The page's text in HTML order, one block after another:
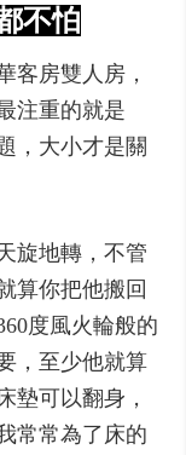
不怕
客房雙人房，
注重的就是
，大小才是關
旋地轉，不管
算你把他搬回
度風火輪般的
，至少他就算
墊可以翻身，
常常為了床的